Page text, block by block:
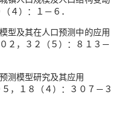
４）：１－６．
型及其在人口预测中的应用
２，３２（５）：８１３－
测模型研究及其应用
，１８（４）：３０７－３